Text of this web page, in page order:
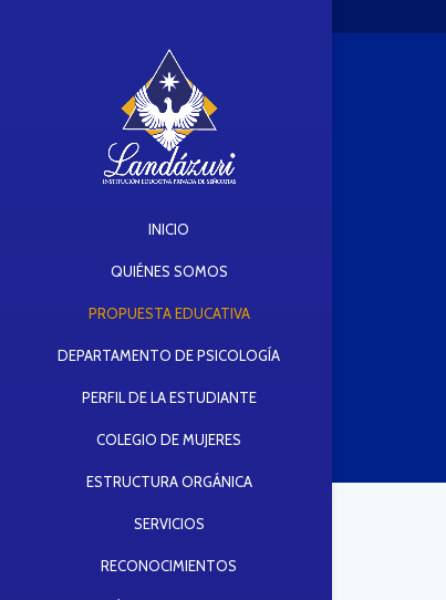
INICIO
QUIÉNES SOMOS
PROPUESTA EDUCATIVA
DEPARTAMENTO DE PSICOLOGÍA
PERFIL DE LA ESTUDIANTE
COLEGIO DE MUJERES
ESTRUCTURA ORGÁNICA
SERVICIOS
RECONOCIMIENTOS